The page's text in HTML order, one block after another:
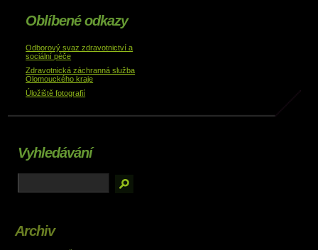
Oblíbené odkazy
Odborový svaz zdravotnictví a
sociální péče
Zdravotnická záchranná služba
Olomouckého kraje
Úložiště fotografií
Vyhledávání
Archiv